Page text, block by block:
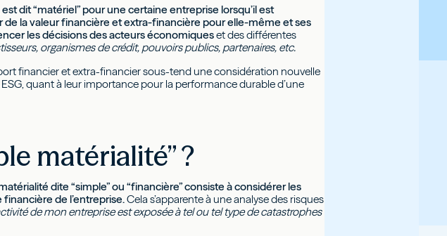
dit “matériel” pour une certaine entreprise lorsqu’il est
de la valeur financière et extra-financière pour elle-même et ses
les décisions des acteurs économiqueset des différentes
organismes de crédit, pouvoirs publics, partenaires, etc.
financier et extra-financier sous-tend une considération nouvelle
quant à leur importance pour la performance durable d’une
matérialité” ?
dite “simple” ou “financière” consiste à considérer les
de l’entreprise.Cela s’apparente à une analyse des risques
de mon entreprise est exposée à tel ou tel type de catastrophes